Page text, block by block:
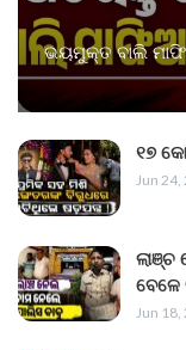
ଭୟମୁକ୍ତ ବାଲି
୧୭
Jun 24,
ଲାଞ୍ଚ
ବେଳେ
Jun